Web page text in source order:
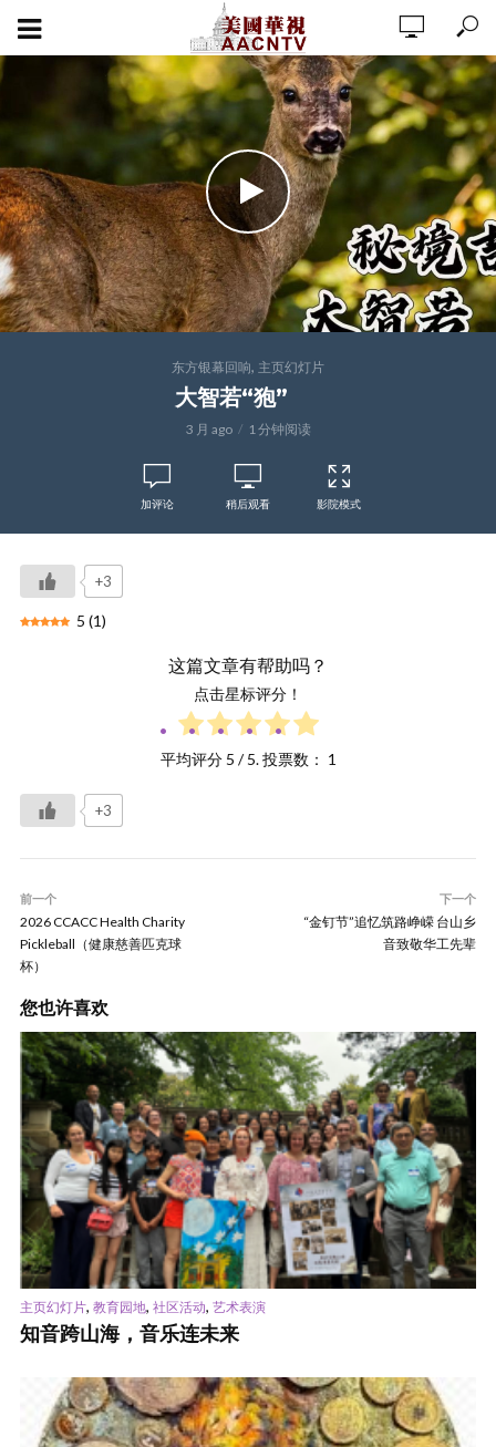
东方银幕回响, 主页幻灯片
大智若“狍”
3 月 ago 1 分钟阅读
加评论 稍后观看 影院模式
+3
5 (1)
这篇文章有帮助吗？
点击星标评分！
平均评分 5 / 5. 投票数： 1
+3
前一个
2026 CCACC Health Charity
Pickleball（健康慈善匹克球
杯）
下一个
“金钉节”追忆筑路峥嵘 台山乡
音致敬华工先辈
您也许喜欢
主页幻灯片, 教育园地, 社区活动, 艺术表演
知音跨山海，音乐连未来